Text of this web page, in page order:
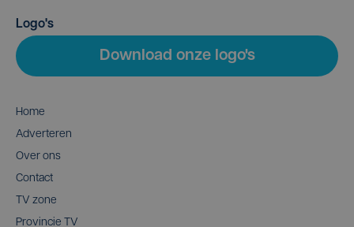
Logo's
Download onze logo's
Home
Adverteren
Over ons
Contact
TV zone
Provincie TV